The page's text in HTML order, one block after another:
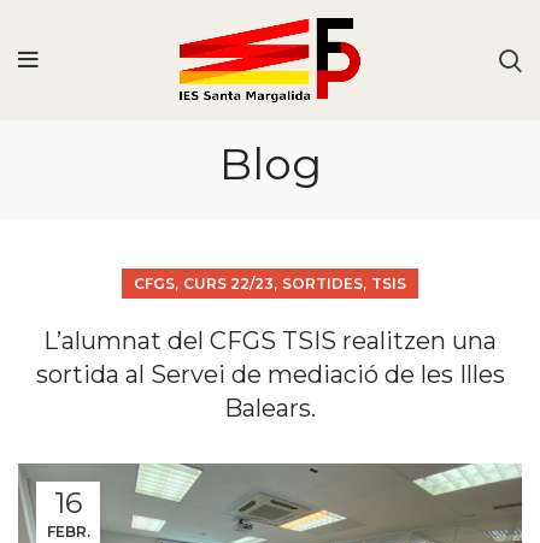
Blog
CFGS, CURS 22/23, SORTIDES, TSIS
L’alumnat del CFGS TSIS realitzen una
sortida al Servei de mediació de les Illes
Balears.
16
FEBR.